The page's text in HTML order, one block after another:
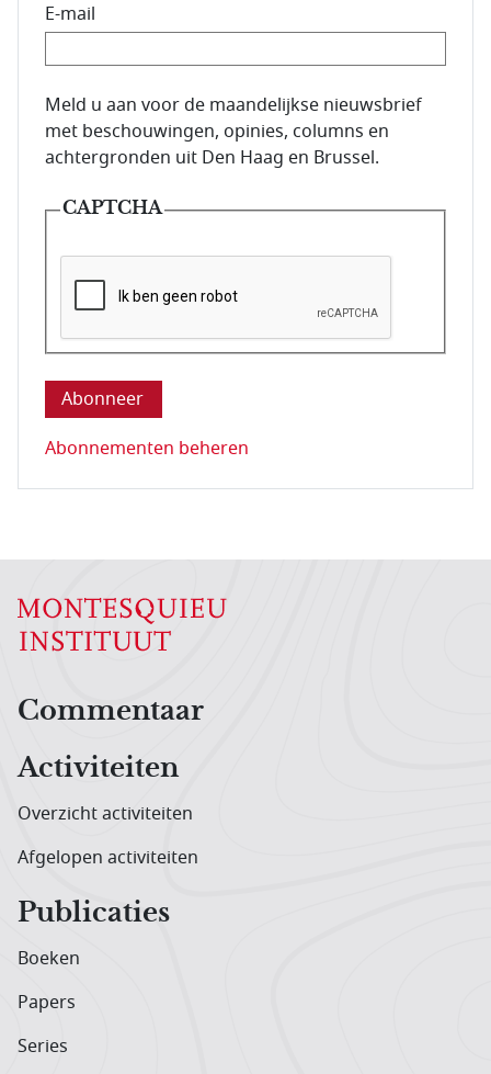
E-mail
E-mailadres van de abonnee.
Meld u aan voor de maandelijkse nieuwsbrief
met beschouwingen, opinies, columns en
achtergronden uit Den Haag en Brussel.
CAPTCHA
Deze vraag is om te controleren dat u een mens
Abonnementen beheren
Hoofdnavigatiemenu
Commentaar
Activiteiten
Overzicht activiteiten
Afgelopen activiteiten
Publicaties
Boeken
Papers
Series